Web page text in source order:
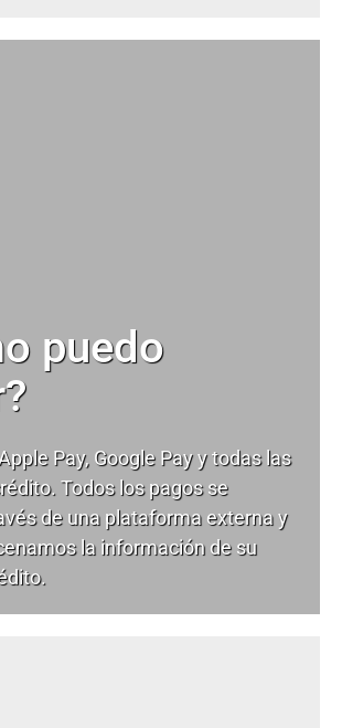
puedo
Pay, Google Pay y todas las
Todos los pagos se
de una plataforma externa y
la información de su